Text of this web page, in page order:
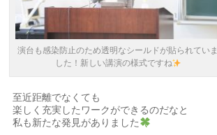
演台も感染防止のため透明なシールドが貼られていま
した！新しい講演の様式ですね
至近距離でなくても
楽しく充実したワークができるのだなと
私も新たな発見がありました